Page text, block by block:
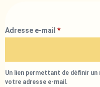
Adresse e-mail *
Un lien permettant de définir un
votre adresse e-mail.